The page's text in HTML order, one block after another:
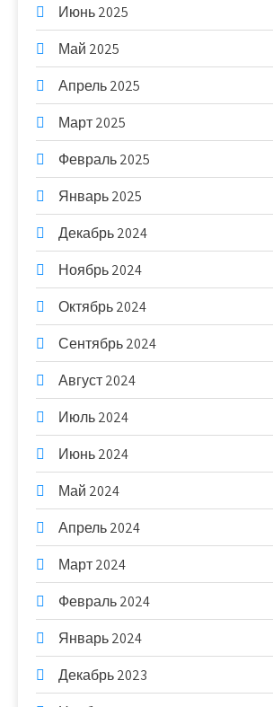
Июнь 2025
Май 2025
Апрель 2025
Март 2025
Февраль 2025
Январь 2025
Декабрь 2024
Ноябрь 2024
Октябрь 2024
Сентябрь 2024
Август 2024
Июль 2024
Июнь 2024
Май 2024
Апрель 2024
Март 2024
Февраль 2024
Январь 2024
Декабрь 2023